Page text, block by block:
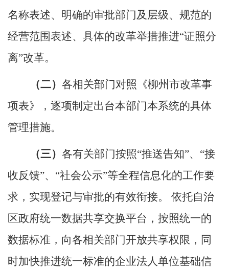
名称表述、明确的审批部门及层级、规范的
经营范围表述、具体的改革举措推进“证照分
离”改革。
（二） 各相关部门对照《柳州市改革事
项表》，逐项制定出台本部门本系统的具体
管理措施。
（三） 各有关部门按照“推送告知”、“接
收反馈”、“社会公示”等全程信息化的工作要
求，实现登记与审批的有效衔接。 依托自治
区政府统一数据共享交换平台，按照统一的
数据标准，向各相关部门开放共享权限，同
时加快推进统一标准的企业法人单位基础信